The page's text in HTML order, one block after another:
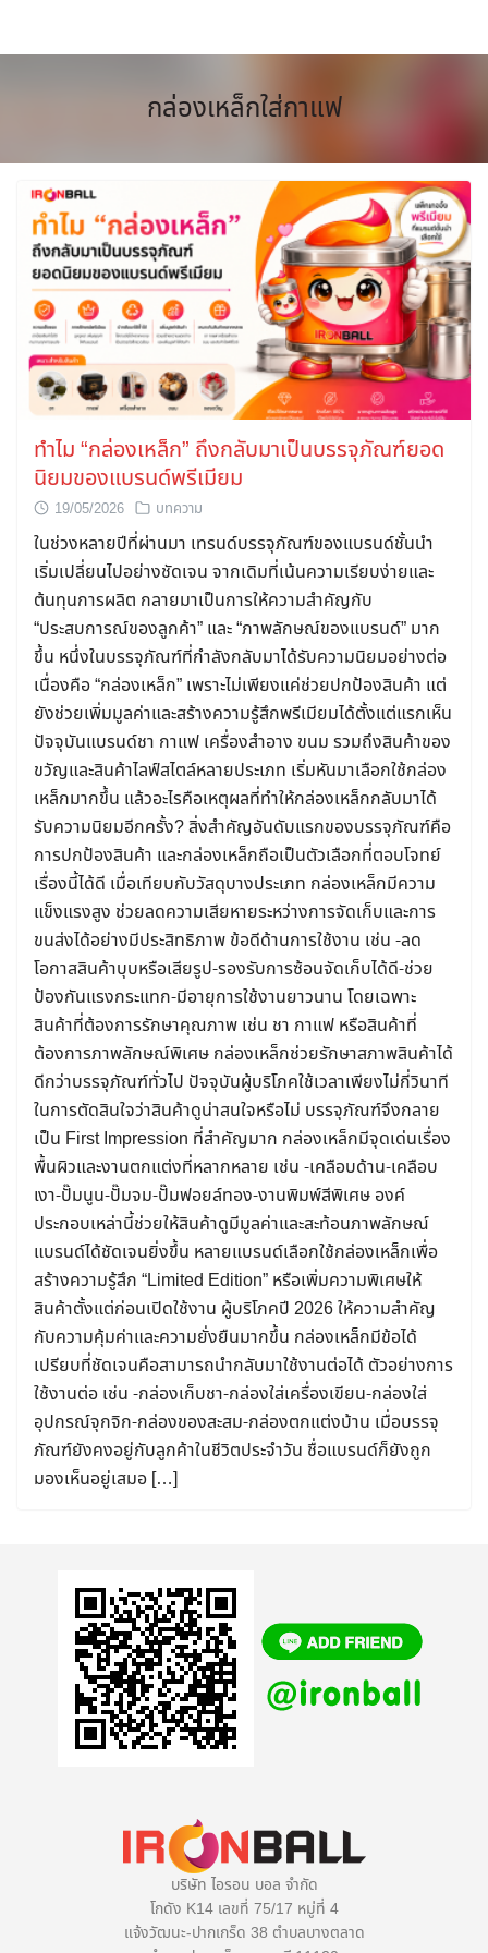
Search
for:
กล่องเหล็กใส่กาแฟ
ทำไม “กล่องเหล็ก” ถึงกลับมาเป็นบรรจุภัณฑ์ยอด
นิยมของแบรนด์พรีเมียม
19/05/2026 บทความ
ในช่วงหลายปีที่ผ่านมา เทรนด์บรรจุภัณฑ์ของแบรนด์ชั้นนำ
เริ่มเปลี่ยนไปอย่างชัดเจน จากเดิมที่เน้นความเรียบง่ายและ
ต้นทุนการผลิต กลายมาเป็นการให้ความสำคัญกับ
“ประสบการณ์ของลูกค้า” และ “ภาพลักษณ์ของแบรนด์” มาก
ขึ้น หนึ่งในบรรจุภัณฑ์ที่กำลังกลับมาได้รับความนิยมอย่างต่อ
เนื่องคือ “กล่องเหล็ก” เพราะไม่เพียงแค่ช่วยปกป้องสินค้า แต่
ยังช่วยเพิ่มมูลค่าและสร้างความรู้สึกพรีเมียมได้ตั้งแต่แรกเห็น
ปัจจุบันแบรนด์ชา กาแฟ เครื่องสำอาง ขนม รวมถึงสินค้าของ
ขวัญและสินค้าไลฟ์สไตล์หลายประเภท เริ่มหันมาเลือกใช้กล่อง
เหล็กมากขึ้น แล้วอะไรคือเหตุผลที่ทำให้กล่องเหล็กกลับมาได้
รับความนิยมอีกครั้ง? สิ่งสำคัญอันดับแรกของบรรจุภัณฑ์คือ
การปกป้องสินค้า และกล่องเหล็กถือเป็นตัวเลือกที่ตอบโจทย์
เรื่องนี้ได้ดี เมื่อเทียบกับวัสดุบางประเภท กล่องเหล็กมีความ
แข็งแรงสูง ช่วยลดความเสียหายระหว่างการจัดเก็บและการ
ขนส่งได้อย่างมีประสิทธิภาพ ข้อดีด้านการใช้งาน เช่น -ลด
โอกาสสินค้าบุบหรือเสียรูป-รองรับการซ้อนจัดเก็บได้ดี-ช่วย
ป้องกันแรงกระแทก-มีอายุการใช้งานยาวนาน โดยเฉพาะ
สินค้าที่ต้องการรักษาคุณภาพ เช่น ชา กาแฟ หรือสินค้าที่
ต้องการภาพลักษณ์พิเศษ กล่องเหล็กช่วยรักษาสภาพสินค้าได้
ดีกว่าบรรจุภัณฑ์ทั่วไป ปัจจุบันผู้บริโภคใช้เวลาเพียงไม่กี่วินาที
ในการตัดสินใจว่าสินค้าดูน่าสนใจหรือไม่ บรรจุภัณฑ์จึงกลาย
เป็น First Impression ที่สำคัญมาก กล่องเหล็กมีจุดเด่นเรื่อง
พื้นผิวและงานตกแต่งที่หลากหลาย เช่น -เคลือบด้าน-เคลือบ
เงา-ปั๊มนูน-ปั๊มจม-ปั๊มฟอยล์ทอง-งานพิมพ์สีพิเศษ องค์
ประกอบเหล่านี้ช่วยให้สินค้าดูมีมูลค่าและสะท้อนภาพลักษณ์
แบรนด์ได้ชัดเจนยิ่งขึ้น หลายแบรนด์เลือกใช้กล่องเหล็กเพื่อ
สร้างความรู้สึก “Limited Edition” หรือเพิ่มความพิเศษให้
สินค้าตั้งแต่ก่อนเปิดใช้งาน ผู้บริโภคปี 2026 ให้ความสำคัญ
กับความคุ้มค่าและความยั่งยืนมากขึ้น กล่องเหล็กมีข้อได้
เปรียบที่ชัดเจนคือสามารถนำกลับมาใช้งานต่อได้ ตัวอย่างการ
ใช้งานต่อ เช่น -กล่องเก็บชา-กล่องใส่เครื่องเขียน-กล่องใส่
อุปกรณ์จุกจิก-กล่องของสะสม-กล่องตกแต่งบ้าน เมื่อบรรจุ
ภัณฑ์ยังคงอยู่กับลูกค้าในชีวิตประจำวัน ชื่อแบรนด์ก็ยังถูก
มองเห็นอยู่เสมอ […]
บริษัท ไอรอน บอล จำกัด
โกดัง K14 เลขที่ 75/17 หมู่ที่ 4
แจ้งวัฒนะ-ปากเกร็ด 38 ตำบลบางตลาด